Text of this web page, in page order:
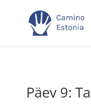
Päev 9: